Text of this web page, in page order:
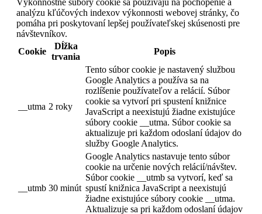
analýzu kľúčových indexov výkonnosti webovej stránky, čo
pomáha pri poskytovaní lepšej používateľskej skúsenosti pre
návštevníkov.
Cookie
Dĺžka
trvania
Popis
__utma 2 roky
Tento súbor cookie je nastavený službou
Google Analytics a používa sa na
rozlíšenie používateľov a relácií. Súbor
cookie sa vytvorí pri spustení knižnice
JavaScript a neexistujú žiadne existujúce
súbory cookie __utma. Súbor cookie sa
aktualizuje pri každom odoslaní údajov do
služby Google Analytics.
__utmb 30 minút
Google Analytics nastavuje tento súbor
cookie na určenie nových relácií/návštev.
Súbor cookie __utmb sa vytvorí, keď sa
spustí knižnica JavaScript a neexistujú
žiadne existujúce súbory cookie __utma.
Aktualizuje sa pri každom odoslaní údajov